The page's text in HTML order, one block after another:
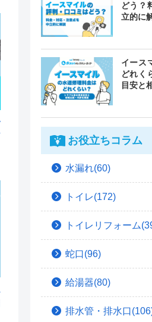
どう？
立的に
イース
どれく
目安と
お役立ちコラム
水漏れ(60)
トイレ(172)
トイレリフォーム
蛇口(96)
給湯器(80)
排水管・排水口